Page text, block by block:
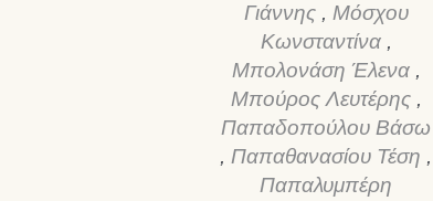
Γιάννης , Μόσχου
Κωνσταντίνα ,
Μπολονάση Έλενα ,
Μπούρος Λευτέρης ,
Παπαδοπούλου Βάσω
,Παπαθανασίου Τέση ,
Παπαλυμπέρη